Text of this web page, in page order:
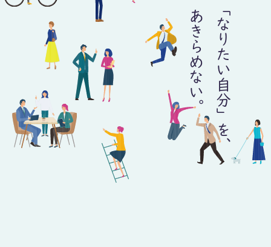
「なりたい自分」を、
あきらめない。